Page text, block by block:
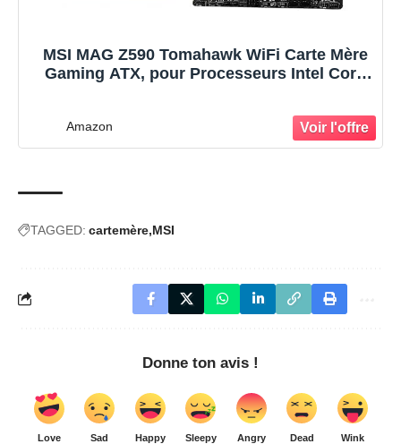
MSI MAG Z590 Tomahawk WiFi Carte Mère
Gaming ATX, pour Processeurs Intel Core
4.0 x16, 3 x M.2 Gen4/3 x4, Wi-FI 6E
Amazon
TAGGED: cartemère MSI
Donne ton avis !
Love Sad Happy Sleepy Angry Dead Wink